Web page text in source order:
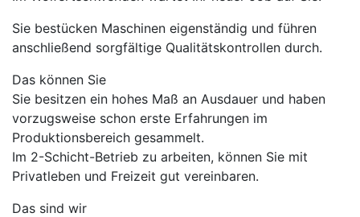
Sie bestücken Maschinen eigenständig und führen
anschließend sorgfältige Qualitätskontrollen durch.
Das können Sie
Sie besitzen ein hohes Maß an Ausdauer und haben
vorzugsweise schon erste Erfahrungen im
Produktionsbereich gesammelt.
Im 2-Schicht-Betrieb zu arbeiten, können Sie mit
Privatleben und Freizeit gut vereinbaren.
Das sind wir